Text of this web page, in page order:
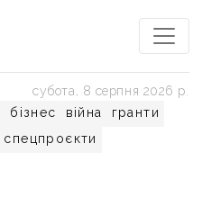
бізнес війна
гранти
спецпроєкти
субота, 8 серпня 2026 р.